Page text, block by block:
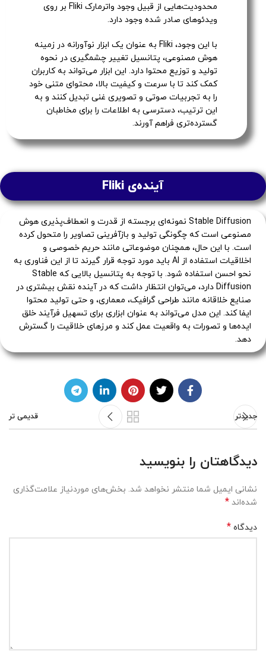
محدودیت‌هایی از قبیل وجود واترمارک Fliki بر روی
ویدئوهای صادر شده وجود دارد.
با این وجود، Fliki به عنوان یک ابزار نوآورانه در زمینه
هوش مصنوعی، پتانسیل تغییر چشمگیری در نحوه
تولید و توزیع محتوا دارد. این ابزار می‌تواند به کاربران
کمک کند تا با سرعت و کیفیت بالا، محتوای متنی خود
را به تجربیات صوتی و تصویری غنی تبدیل کنند و به
این ترتیب، دسترسی به اطلاعات را برای مخاطبان
گسترده‌تری فراهم آورند.
آینده‌ی Fliki
Stable Diffusion نمونه‌ای برجسته از قدرت و انعطاف‌پذیری هوش
مصنوعی است که چگونگی تولید و بازآفرینی تصاویر را متحول کرده
است. با این حال، همچنان موضوعاتی مانند حریم خصوصی و
اخلاقیات استفاده از AI باید مورد توجه قرار گیرند تا از این فناوری به
نحو احسن استفاده شود. با توجه به پتانسیل بالایی که Stable
Diffusion دارد، می‌توان انتظار داشت که در آینده نقش بیشتری در
صنایع خلاقانه مانند طراحی گرافیک، معماری، و حتی تولید محتوا
ایفا کند. این مدل می‌تواند به عنوان ابزاری برای تسهیل فرآیند خلق
ایده‌ها و تصورات به واقعیت عمل کند و مرزهای خلاقیت را گسترش
دهد.
جدیدتر قدیمی تر
دیدگاهتان را بنویسید
نشانی ایمیل شما منتشر نخواهد شد. بخش‌های موردنیاز علامت‌گذاری
شده‌اند *
دیدگاه *